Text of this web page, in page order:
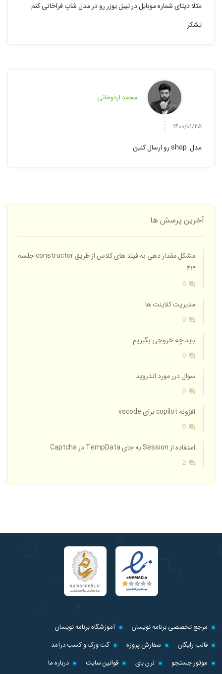
مثلا دیتای شماره موبایل در تیبل یوزر رو در مدل شاپ فراخانی کنم
تشکر
محمد اردوخانی
1400/01/25
مدل shop رو ارسال کنین
آخرین پرسش ها
مشکل مقدار دهی به فیلد های کلاس از طریق constructor جلسه
43
0
مدیریت کلاینت ها
0
باید چه خروجی بگیریم
0
سوال درر مورد اندروید
0
افزونه copilot برای vscode
0
استفاده از Session به جای TempData در Captcha
2
مرجع تخصصی برنامه نویسان
آموزشگاه برنامه نویسان
قالب رایگان
سفارش پروژه
گت ورک و کسب درآمد
موتور جستجو
لرن بای قوانین سایت درباره ما